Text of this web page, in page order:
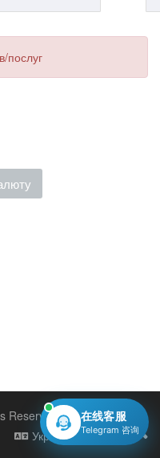
послуг
Reserved.
Українська
在线客服
Telegram 咨询